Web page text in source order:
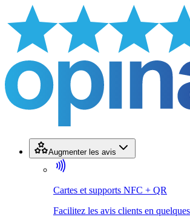
Augmenter les avis
Cartes et supports NFC + QR
Facilitez les avis clients en